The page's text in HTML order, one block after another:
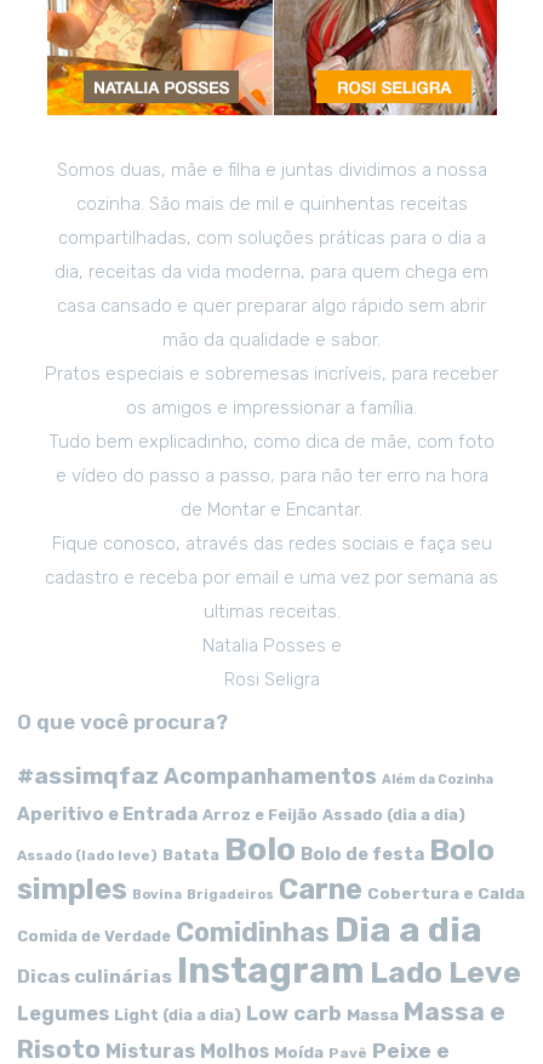
Somos duas, mãe e filha e juntas dividimos a nossa
cozinha. São mais de mil e quinhentas receitas
compartilhadas, com soluções práticas para o dia a
dia, receitas da vida moderna, para quem chega em
casa cansado e quer preparar algo rápido sem abrir
mão da qualidade e sabor.
Pratos especiais e sobremesas incríveis, para receber
os amigos e impressionar a família.
Tudo bem explicadinho, como dica de mãe, com foto
e vídeo do passo a passo, para não ter erro na hora
de Montar e Encantar.
Fique conosco, através das redes sociais e faça seu
cadastro e receba por email e uma vez por semana as
ultimas receitas.
Natalia Posses e
Rosi Seligra
O que você procura?
#assimqfaz Acompanhamentos Além da Cozinha
Aperitivo e Entrada Arroz e Feijão Assado (dia a dia)
Assado (lado leve) Batata Bolo Bolo de festa Bolo
simples
Bovina Brigadeiros Carne Cobertura e Calda
Comida de Verdade Comidinhas Dia a dia
Dicas culinárias Instagram Lado Leve
Legumes Light (dia a dia) Low carb Massa Massa e
Risoto Misturas Molhos Moída Pavê Peixe e